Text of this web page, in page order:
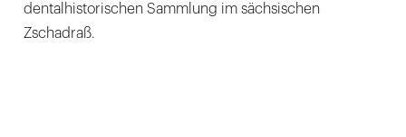
dentalhistorischen Sammlung im sächsischen
Zschadraß.